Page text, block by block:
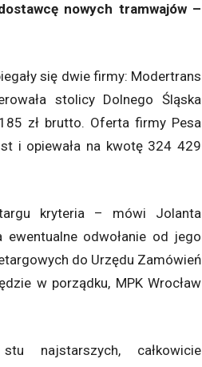
nowych tramwajów –
się dwie firmy: Modertrans
stolicy Dolnego Śląska
zł brutto. Oferta firmy Pesa
i opiewała na kwotę 324 429
kryteria – mówi Jolanta
ewentualne odwołanie od jego
do Urzędu Zamówień
w porządku, MPK Wrocław
najstarszych, całkowicie